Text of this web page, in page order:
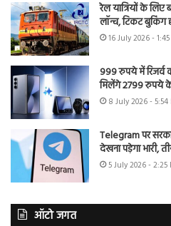
रेल यात्रियों के
लॉन्च, टिकट
16 July 2026 -
999 रुपये में
मिलेंगे 2799 रुपये
8 July 2026 - 5:54
Telegram पर
देखना पड़ेगा भारी,
5 July 2026 - 2:25
ऑटो जगत